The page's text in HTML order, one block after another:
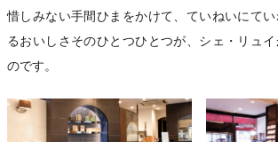
惜しみない手間ひまをかけて、ていねいにて
るおいしさそのひとつひとつが、シェ・リュ
のです。